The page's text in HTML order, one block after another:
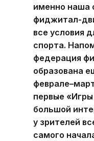
именно наша
фиджитал-
все условия
спорта.
федерация
образована
первые
большой
у зрителей
самого